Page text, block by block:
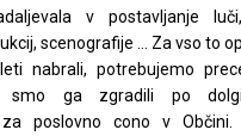
v postavljanje
scenografije … Za vso to
nabrali, potrebujemo
smo ga zgradili po
za poslovno cono v